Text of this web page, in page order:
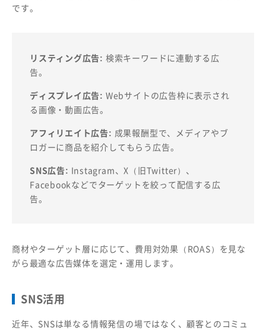
です。
リスティング広告: 検索キーワードに連動する広
告。
ディスプレイ広告: Webサイトの広告枠に表示され
る画像・動画広告。
アフィリエイト広告: 成果報酬型で、メディアやブ
ロガーに商品を紹介してもらう広告。
SNS広告: Instagram、X（旧Twitter）、
Facebookなどでターゲットを絞って配信する広
告。
商材やターゲット層に応じて、費用対効果（ROAS）を見な
がら最適な広告媒体を選定・運用します。
SNS活用
近年、SNSは単なる情報発信の場ではなく、顧客とのコミュ